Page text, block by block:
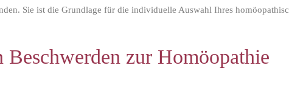
Sie ist die Grundlage für die individuelle Auswahl Ihres
zur Homöopathie